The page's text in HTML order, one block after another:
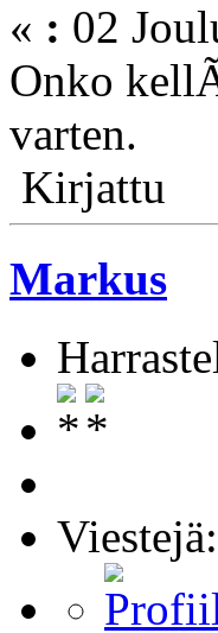
« : 02
Onko
varten.
Kirjattu
Markus